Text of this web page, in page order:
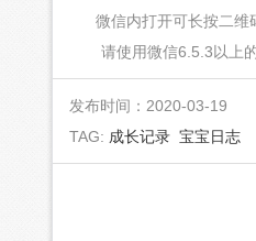
微信内打开可长按二维
请使用微信6.5.3以上
发布时间：2020-03-19
TAG: 成长记录 宝宝日志